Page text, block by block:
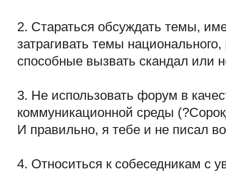
2. Стараться обсуждать темы,
затрагивать темы
способные вызвать скандал или
3. Не использовать форум в
коммуникационной среды
И правильно, я тебе и не писал
4. Относиться к собеседникам с